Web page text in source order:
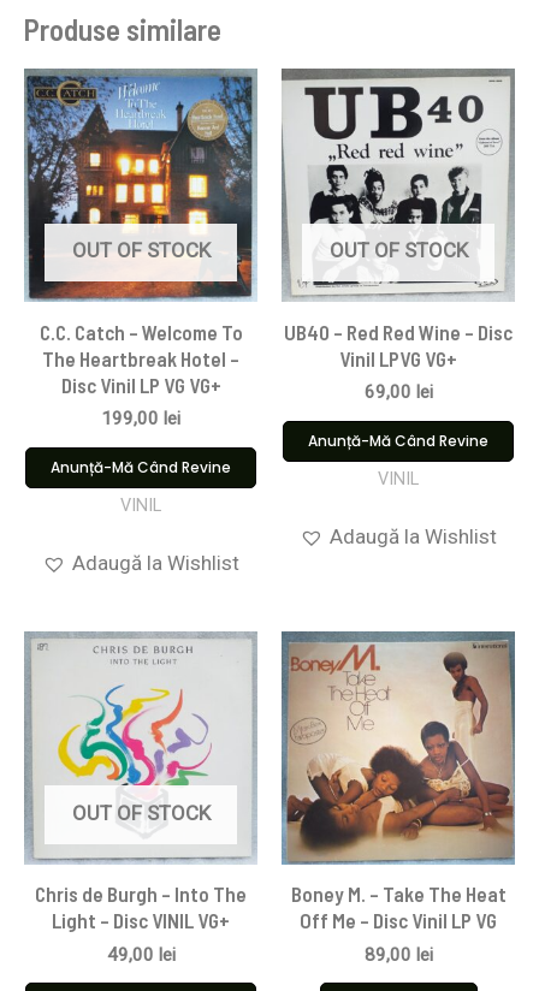
Produse similare
OUT OF STOCK
C.C. Catch – Welcome To
The Heartbreak Hotel –
Disc Vinil LP VG VG+
199,00 lei
Anunță-Mă Când Revine
VINIL
Adaugă la Wishlist
OUT OF STOCK
UB40 – Red Red Wine – Disc
Vinil LPVG VG+
69,00 lei
Anunță-Mă Când Revine
VINIL
Adaugă la Wishlist
OUT OF STOCK
Chris de Burgh – Into The
Light – Disc VINIL VG+
49,00 lei
Boney M. – Take The Heat
Off Me – Disc Vinil LP VG
89,00 lei